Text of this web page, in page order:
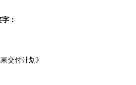
：
交付计划》